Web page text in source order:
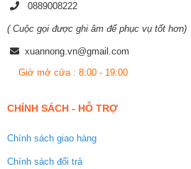
0889008222
( Cuộc gọi được ghi âm để phục vụ tốt hơn)
xuannong.vn@gmail.com
Giờ mở cửa : 8:00 - 19:00
CHÍNH SÁCH - HỖ TRỢ
Chính sách giao hàng
Chính sách đổi trả